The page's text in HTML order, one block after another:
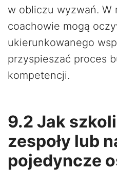
w obliczu wyzwań. W
coachowie mogą
ukierunkowanego
przyspieszać proces
kompetencji.
9.2 Jak
zespoły lub
pojedyncze